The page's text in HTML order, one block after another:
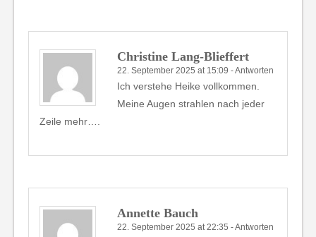
Christine Lang-Blieffert
22. September 2025 at 15:09 -Antworten
Ich verstehe Heike vollkommen.
Meine Augen strahlen nach jeder
Zeile mehr….
Annette Bauch
22. September 2025 at 22:35 -Antworten